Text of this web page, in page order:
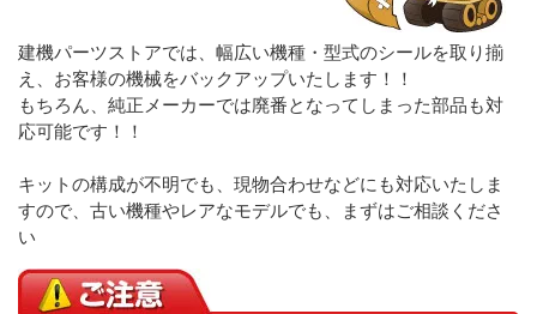
建機パーツストアでは、幅広い機種・型式のシールを取り揃
え、お客様の機械をバックアップいたします！！
もちろん、純正メーカーでは廃番となってしまった部品も対
応可能です！！
キットの構成が不明でも、現物合わせなどにも対応いたしま
すので、古い機種やレアなモデルでも、まずはご相談くださ
い